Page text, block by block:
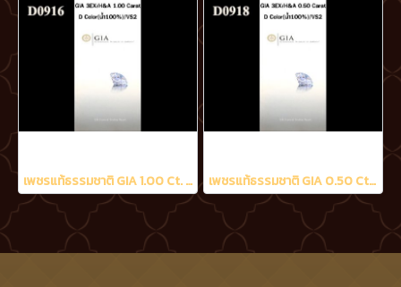
เพชรแท้ธรรมชาติ GIA 1.00 Ct. D/VS2 เพชรแท้ธรรมชาติ GIA 0.50 Ct. D/VS2